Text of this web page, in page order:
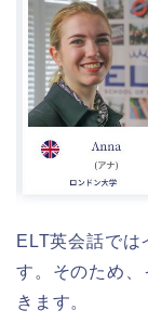
ELT英会話では
す。そのため
きます。